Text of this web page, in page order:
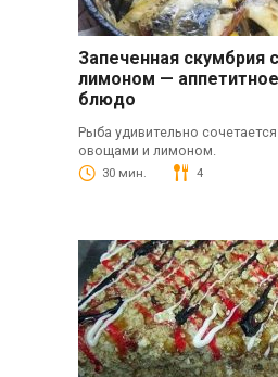
Запеченная скумбрия
лимоном —
блюдо
Рыба удивительно
овощами и лимоном.
30 мин. 4